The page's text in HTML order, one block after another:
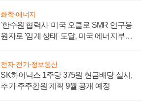
화학·에너지
'한수원 협력사' 미국 오클로 SMR 연구용
원자로 '임계 상태' 도달, 미국 에너지부
전자·전기·정보통신
SK하이닉스 1주당 375원 현금배당 실시,
추가 주주환원 계획 9월 공개 예정